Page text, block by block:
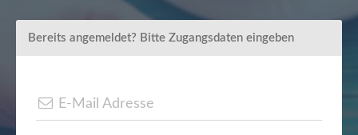
Bereits angemeldet? Bitte Zugangsdaten eingeben
E-Mail Adresse